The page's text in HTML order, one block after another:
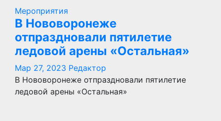
Мероприятия
В Нововоронеже
отпраздновали пятилетие
ледовой арены «Остальная»
Мар 27, 2023 Редактор
В Нововоронеже отпраздновали пятилетие
ледовой арены «Остальная»